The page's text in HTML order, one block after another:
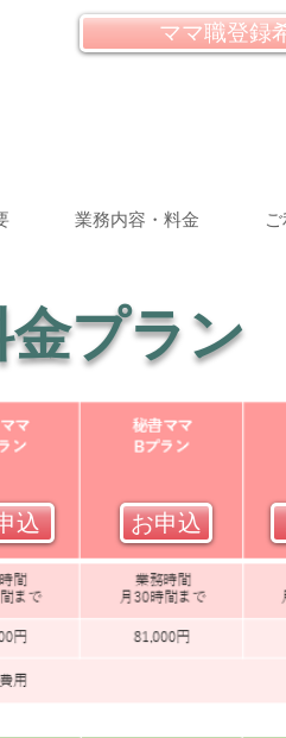
ママ職登録
業務内容・料金
プラン
込 お申込